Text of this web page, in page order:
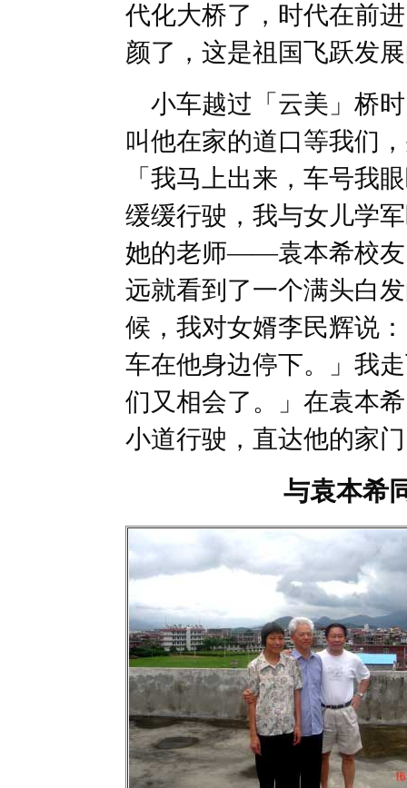
代化大桥了，时代在前
颜了，这是祖国飞跃发
小车越过「云美」桥
叫他在家的道口等我们
「我马上出来，车号我
缓缓行驶，我与女儿学
她的老师——袁本希校友
远就看到了一个满头白
候，我对女婿李民辉说
车在他身边停下。」我
们又相会了。」在袁本
小道行驶，直达他的家
与袁本希